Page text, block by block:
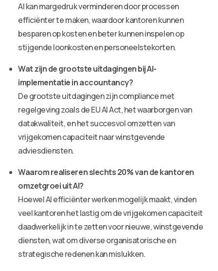
AI kan margedruk verminderen door processen
efficiënter te maken, waardoor kantoren kunnen
besparen op kosten en beter kunnen inspelen op
stijgende loonkosten en personeelstekorten.
Wat zijn de grootste uitdagingen bij AI-
implementatie in accountancy?
De grootste uitdagingen zijn compliance met
regelgeving zoals de EU AI Act, het waarborgen van
datakwaliteit, en het succesvol omzetten van
vrijgekomen capaciteit naar winstgevende
adviesdiensten.
Waarom realiseren slechts 20% van de kantoren
omzetgroei uit AI?
Hoewel AI efficiënter werken mogelijk maakt, vinden
veel kantoren het lastig om de vrijgekomen capaciteit
daadwerkelijk in te zetten voor nieuwe, winstgevende
diensten, wat om diverse organisatorische en
strategische redenen kan mislukken.